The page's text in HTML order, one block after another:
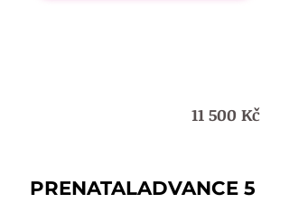
11 500 Kč
PRENATALADVANCE 5
PRENATALADVANCE 5